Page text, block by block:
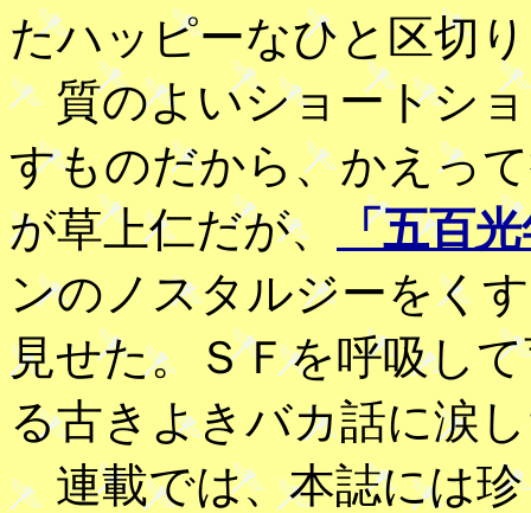
たハッピーなひと区切
質のよいショートショ
すものだから、かえっ
が草上仁だが、
「五百
ンのノスタルジーをく
見せた。ＳＦを呼吸し
る古きよきバカ話に涙
連載では、本誌には珍